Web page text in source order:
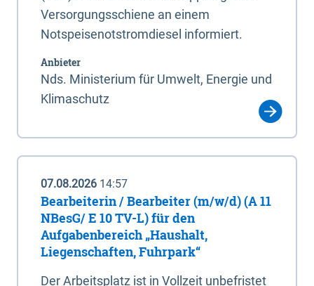
Versorgungsschiene an einem
Notspeisenotstromdiesel informiert.
Anbieter
Nds. Ministerium für Umwelt, Energie und
Klimaschutz
07.08.2026 14:57
Bearbeiterin / Bearbeiter (m/w/d) (A 11
NBesG/ E 10 TV-L) für den
Aufgabenbereich „Haushalt,
Liegenschaften, Fuhrpark“
Der Arbeitsplatz ist in Vollzeit unbefristet